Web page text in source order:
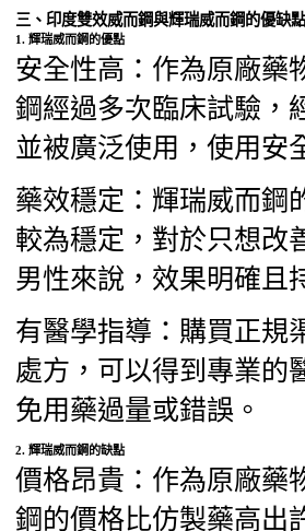
三、印度雙效威而鋼與輝瑞威而鋼的優缺
1.輝瑞威而鋼的優點
安全性高：作為原廠藥
鋼經過多次臨床試驗，
並被廣泛使用，使用安
藥效穩定：輝瑞威而鋼
較為穩定，對於只想改
男性來說，效果明確且
有醫學指導：購買正規
處方，可以得到專業的
免用藥過量或錯誤。
2.輝瑞威而鋼的缺點
價格昂貴：作為原廠藥
鋼的價格比仿製藥高出